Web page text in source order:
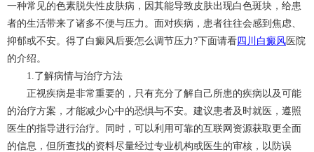
一种常见的色素脱失性皮肤病，因其能导致皮肤出现白色斑块，给患
者的生活带来了诸多不便与压力。面对疾病，患者往往会感到焦虑、
抑郁或不安。得了白癜风后要怎么调节压力?下面请看四川白癜风 医院
的介绍。
1.了解病情与治疗方法
正视疾病是非常重要的，只有充分了解自己所患的疾病以及可能
的治疗方案，才能减少心中的恐惧与不安。建议患者及时就医，遵照
医生的指导进行治疗。同时，可以利用可靠的互联网资源获取更全面
的信息，但所查找的资料尽量经过专业机构或医生的审核，以防误